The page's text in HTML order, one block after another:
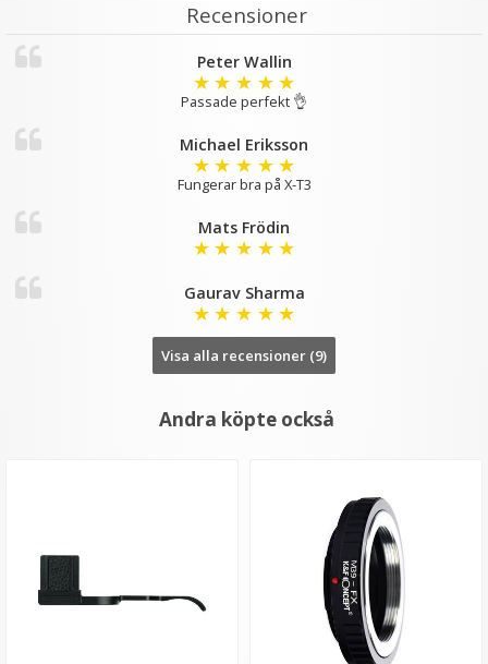
89 kr
LÄGG I VARUKORG
Recensioner
Peter Wallin
★ ★ ★ ★ ★
Passade perfekt 👌
Michael Eriksson
★ ★ ★ ★ ★
Fungerar bra på X-T3
Mats Frödin
★ ★ ★ ★ ★
Gaurav Sharma
★ ★ ★ ★ ★
Visa alla recensioner (9)
Andra köpte också